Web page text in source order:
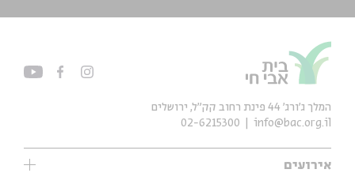
אירועים
המלך ג'ורג' 44 פינת רחוב קק״ל, ירושלים
info@bac.org.il
02-6215300